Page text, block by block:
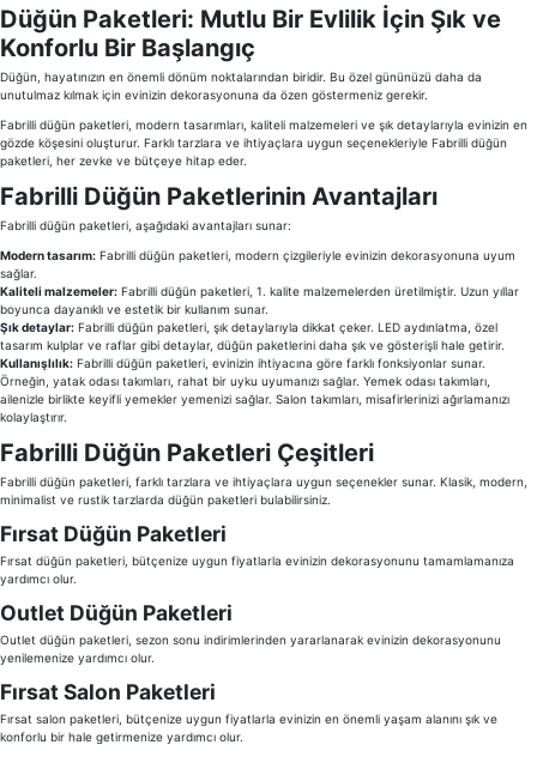
Düğün Paketleri: Mutlu Bir Evlilik İçin Şık ve
Konforlu Bir Başlangıç
Düğün, hayatınızın en önemli dönüm noktalarından biridir. Bu özel gününüzü daha da
unutulmaz kılmak için evinizin dekorasyonuna da özen göstermeniz gerekir.
Fabrilli düğün paketleri, modern tasarımları, kaliteli malzemeleri ve şık detaylarıyla evinizin en
gözde köşesini oluşturur. Farklı tarzlara ve ihtiyaçlara uygun seçenekleriyle Fabrilli düğün
paketleri, her zevke ve bütçeye hitap eder.
Fabrilli Düğün Paketlerinin Avantajları
Fabrilli düğün paketleri, aşağıdaki avantajları sunar:
Modern tasarım: Fabrilli düğün paketleri, modern çizgileriyle evinizin dekorasyonuna uyum
sağlar.
Kaliteli malzemeler: Fabrilli düğün paketleri, 1. kalite malzemelerden üretilmiştir. Uzun yıllar
boyunca dayanıklı ve estetik bir kullanım sunar.
Şık detaylar: Fabrilli düğün paketleri, şık detaylarıyla dikkat çeker. LED aydınlatma, özel
tasarım kulplar ve raflar gibi detaylar, düğün paketlerini daha şık ve gösterişli hale getirir.
Kullanışlılık: Fabrilli düğün paketleri, evinizin ihtiyacına göre farklı fonksiyonlar sunar.
Örneğin, yatak odası takımları, rahat bir uyku uyumanızı sağlar. Yemek odası takımları,
ailenizle birlikte keyifli yemekler yemenizi sağlar. Salon takımları, misafirlerinizi ağırlamanızı
kolaylaştırır.
Fabrilli Düğün Paketleri Çeşitleri
Fabrilli düğün paketleri, farklı tarzlara ve ihtiyaçlara uygun seçenekler sunar. Klasik, modern,
minimalist ve rustik tarzlarda düğün paketleri bulabilirsiniz.
Fırsat Düğün Paketleri
Fırsat düğün paketleri, bütçenize uygun fiyatlarla evinizin dekorasyonunu tamamlamanıza
yardımcı olur.
Outlet Düğün Paketleri
Outlet düğün paketleri, sezon sonu indirimlerinden yararlanarak evinizin dekorasyonunu
yenilemenize yardımcı olur.
Fırsat Salon Paketleri
Fırsat salon paketleri, bütçenize uygun fiyatlarla evinizin en önemli yaşam alanını şık ve
konforlu bir hale getirmenize yardımcı olur.